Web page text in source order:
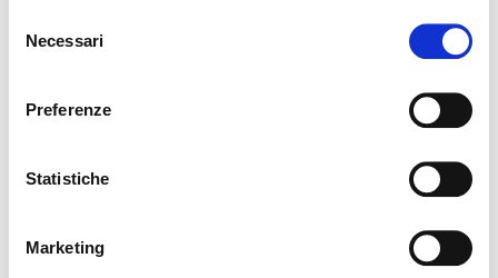
delNecessari
Preferenze
Statistiche
Marketing
Caudalímetro con válvula para
Caudalímetro con válvula para